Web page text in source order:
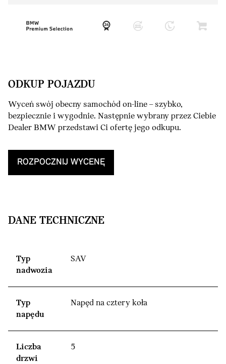
ODKUP POJAZDU
Wyceń swój obecny samochód on-line – szybko,
bezpiecznie i wygodnie. Następnie wybrany przez Ciebie
Dealer BMW przedstawi Ci ofertę jego odkupu.
ROZPOCZNIJ WYCENĘ
DANE TECHNICZNE
Typ
nadwozia
SAV
Typ
napędu
Napęd na cztery koła
Liczba
drzwi
5